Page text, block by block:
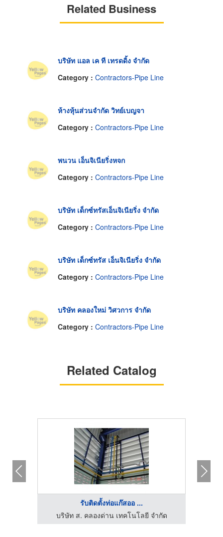
Related Business
บริษัท แอล เค ที เทรดดิ้ง จำกัด
Category : Contractors-Pipe Line
ห้างหุ้นส่วนจำกัด วิทย์เบญจา
Category : Contractors-Pipe Line
พนวน เอ็นจิเนียริ่งหจก
Category : Contractors-Pipe Line
บริษัท เด็กซ์ทรัสเอ็นจิเนียริ่ง จำกัด
Category : Contractors-Pipe Line
บริษัท เด็กซ์ทรัส เอ็นจิเนียริ่ง จำกัด
Category : Contractors-Pipe Line
บริษัท คลองใหม่ วิศวการ จำกัด
Category : Contractors-Pipe Line
Related Catalog
รับติดตั้งท่อแก๊สออ ...
บริษัท ส. คลองด่าน เทคโนโลยี จำกัด